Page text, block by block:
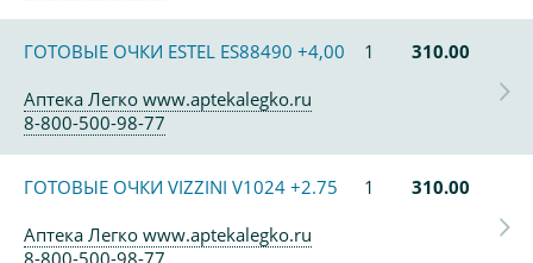
ГОТОВЫЕ ОЧКИ ESTEL ES88490 +4,00 1
310.00
Аптека Легко www.aptekalegko.ru
8-800-500-98-77
ГОТОВЫЕ ОЧКИ VIZZINI V1024 +2.75 1
310.00
Аптека Легко www.aptekalegko.ru
8-800-500-98-77